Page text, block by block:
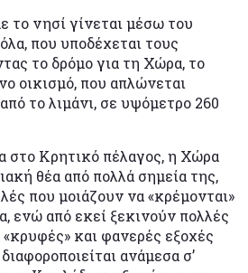
το νησί γίνεται μέσω του
που υποδέχεται τους
το δρόμο για τη Χώρα, το
οικισμό, που απλώνεται
το λιμάνι, σε υψόμετρο 260
στο Κρητικό πέλαγος, η Χώρα
θέα από πολλά σημεία της,
που μοιάζουν να «κρέμονται»
ενώ από εκεί ξεκινούν πολλές
«κρυφές» και φανερές εξοχές
ανάμεσα σ’